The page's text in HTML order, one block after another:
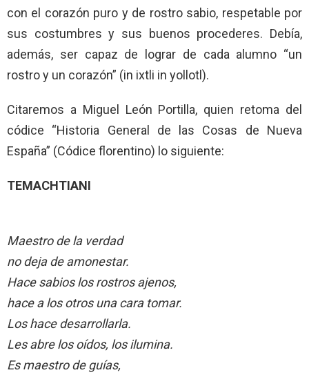
con el corazón puro y de rostro sabio, respetable por
sus costumbres y sus buenos procederes. Debía,
además, ser capaz de lograr de cada alumno “un
rostro y un corazón” (in ixtli in yollotl).
Citaremos a Miguel León Portilla, quien retoma del
códice “Historia General de las Cosas de Nueva
España” (Códice florentino) lo siguiente:
TEMACHTIANI
Maestro de la verdad
no deja de amonestar.
Hace sabios los rostros ajenos,
hace a los otros una cara tomar.
Los hace desarrollarla.
Les abre los oídos, los ilumina.
Es maestro de guías,